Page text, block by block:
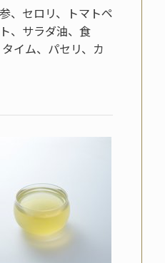
、セロリ、トマトペ
、サラダ油、食
イム、パセリ、カ